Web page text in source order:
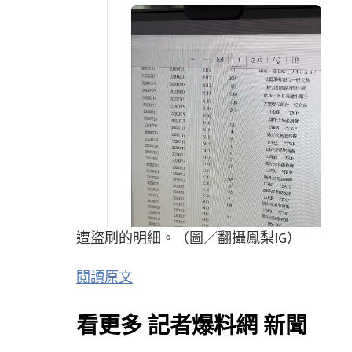
遭盜刷的明細。（圖／翻攝鳳梨IG）
閱讀原文
看更多 記者爆料網 新聞